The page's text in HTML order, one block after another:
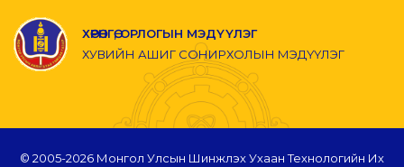
ХӨРӨНГӨ, ОРЛОГЫН МЭДҮҮЛЭГ
ХУВИЙН АШИГ СОНИРХОЛЫН МЭДҮҮЛЭГ
© 2005-2026 Монгол Улсын Шинжлэх Ухаан Технологийн Их